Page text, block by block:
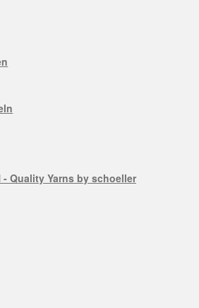
- Quality Yarns by schoeller